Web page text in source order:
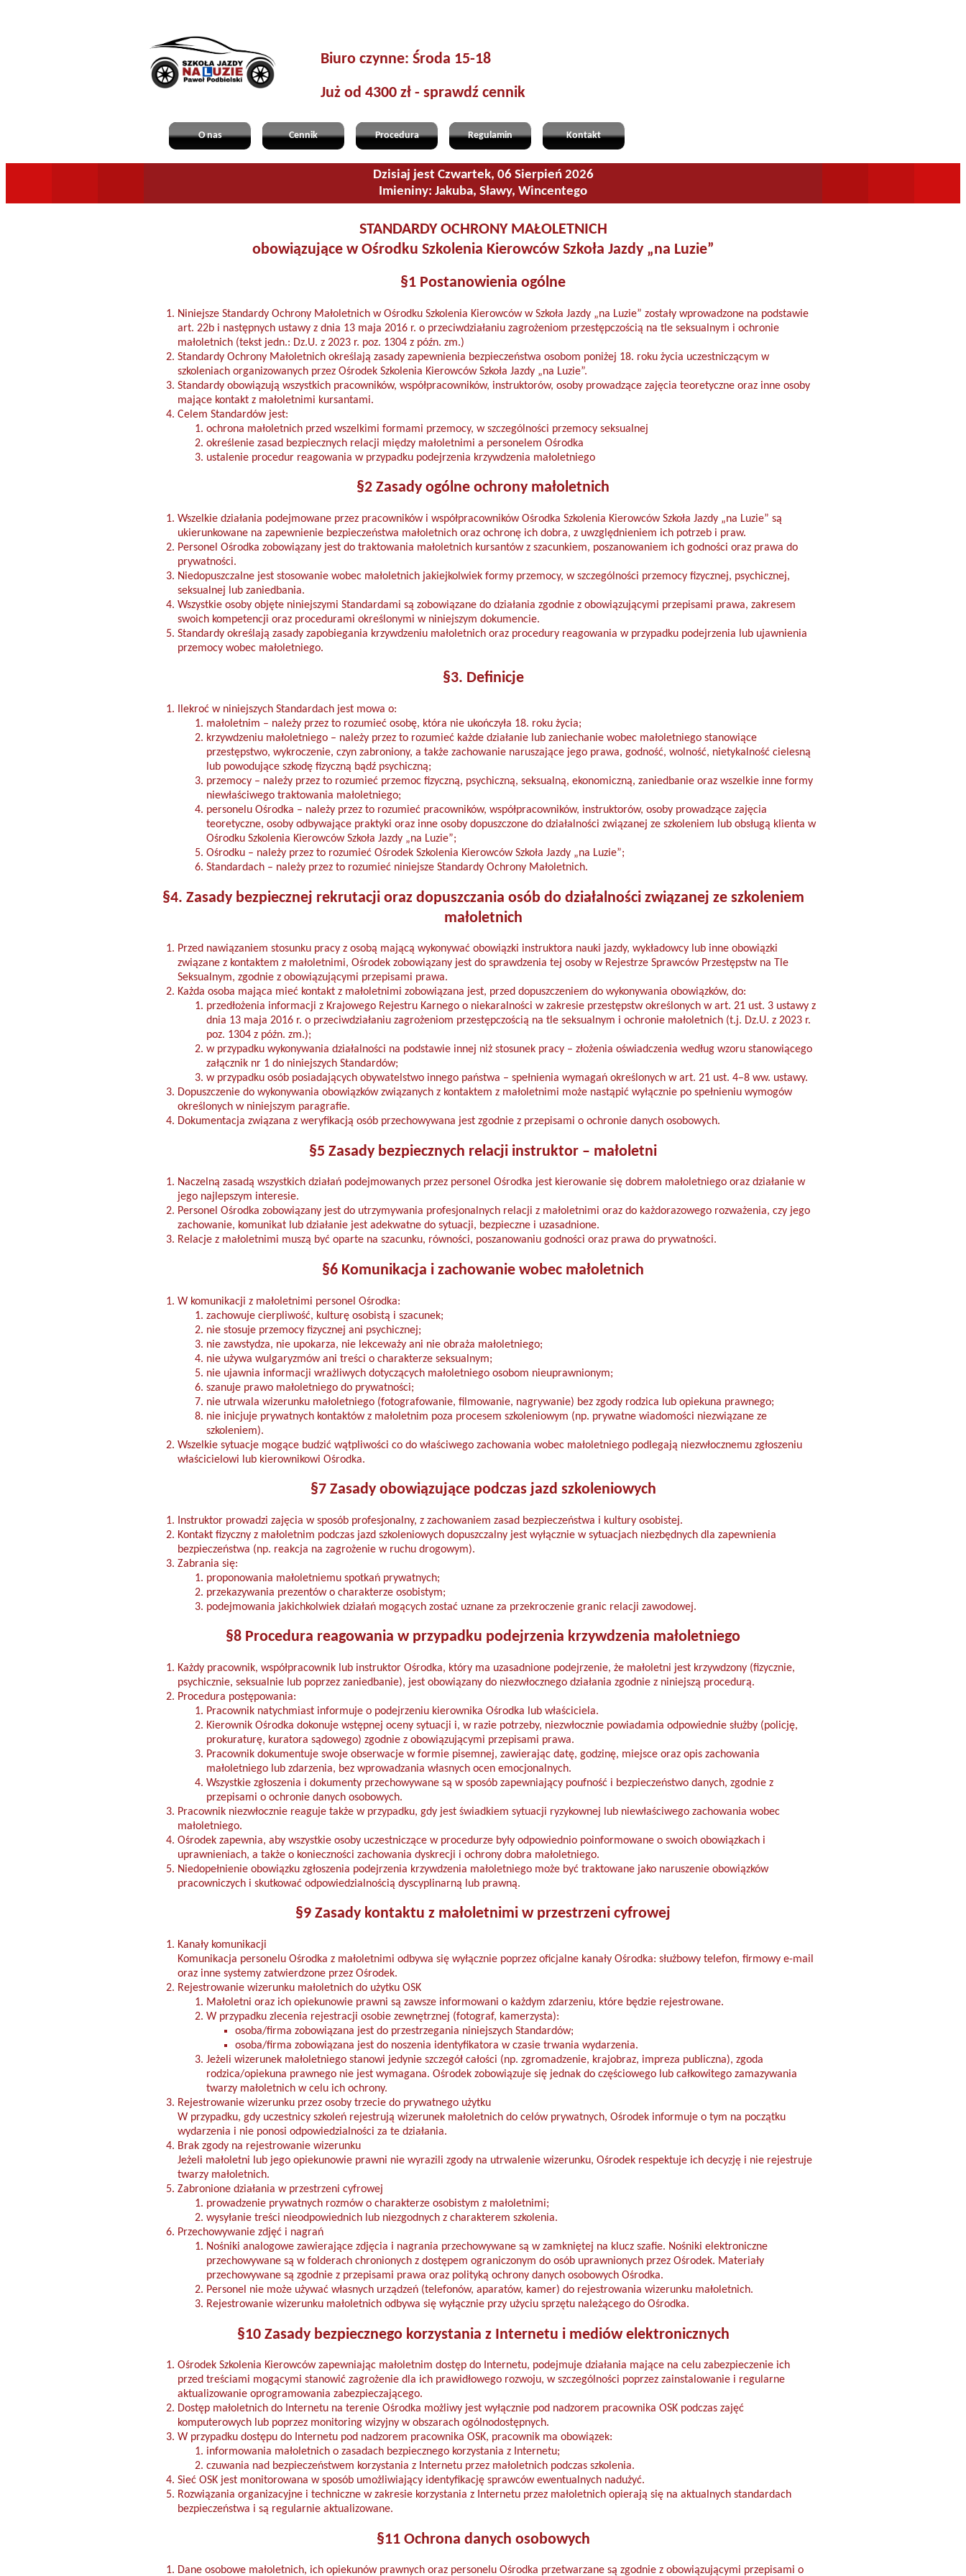
Biuro czynne: Środa 15-18
Już od 4300 zł - sprawdź cennik
O nas Cennik Procedura Regulamin Kontakt
Dzisiaj jest Czwartek, 06 Sierpień 2026
Imieniny: Jakuba, Sławy, Wincentego
STANDARDY OCHRONY MAŁOLETNICH
obowiązujące w Ośrodku Szkolenia Kierowców Szkoła Jazdy „na Luzie”
§1 Postanowienia ogólne
Niniejsze Standardy Ochrony Małoletnich w Ośrodku Szkolenia Kierowców w Szkoła Jazdy „na Luzie” zostały wprowadzone na podstawie
art. 22b i następnych ustawy z dnia 13 maja 2016 r. o przeciwdziałaniu zagrożeniom przestępczością na tle seksualnym i ochronie
małoletnich (tekst jedn.: Dz.U. z 2023 r. poz. 1304 z późn. zm.)
Standardy Ochrony Małoletnich określają zasady zapewnienia bezpieczeństwa osobom poniżej 18. roku życia uczestniczącym w
szkoleniach organizowanych przez Ośrodek Szkolenia Kierowców Szkoła Jazdy „na Luzie”.
Standardy obowiązują wszystkich pracowników, współpracowników, instruktorów, osoby prowadzące zajęcia teoretyczne oraz inne osoby
mające kontakt z małoletnimi kursantami.
Celem Standardów jest:
ochrona małoletnich przed wszelkimi formami przemocy, w szczególności przemocy seksualnej
określenie zasad bezpiecznych relacji między małoletnimi a personelem Ośrodka
ustalenie procedur reagowania w przypadku podejrzenia krzywdzenia małoletniego
§2 Zasady ogólne ochrony małoletnich
Wszelkie działania podejmowane przez pracowników i współpracowników Ośrodka Szkolenia Kierowców Szkoła Jazdy „na Luzie” są
ukierunkowane na zapewnienie bezpieczeństwa małoletnich oraz ochronę ich dobra, z uwzględnieniem ich potrzeb i praw.
Personel Ośrodka zobowiązany jest do traktowania małoletnich kursantów z szacunkiem, poszanowaniem ich godności oraz prawa do
prywatności.
Niedopuszczalne jest stosowanie wobec małoletnich jakiejkolwiek formy przemocy, w szczególności przemocy fizycznej, psychicznej,
seksualnej lub zaniedbania.
Wszystkie osoby objęte niniejszymi Standardami są zobowiązane do działania zgodnie z obowiązującymi przepisami prawa, zakresem
swoich kompetencji oraz procedurami określonymi w niniejszym dokumencie.
Standardy określają zasady zapobiegania krzywdzeniu małoletnich oraz procedury reagowania w przypadku podejrzenia lub ujawnienia
przemocy wobec małoletniego.
§3. Definicje
Ilekroć w niniejszych Standardach jest mowa o:
małoletnim – należy przez to rozumieć osobę, która nie ukończyła 18. roku życia;
krzywdzeniu małoletniego – należy przez to rozumieć każde działanie lub zaniechanie wobec małoletniego stanowiące
przestępstwo, wykroczenie, czyn zabroniony, a także zachowanie naruszające jego prawa, godność, wolność, nietykalność cielesną
lub powodujące szkodę fizyczną bądź psychiczną;
przemocy – należy przez to rozumieć przemoc fizyczną, psychiczną, seksualną, ekonomiczną, zaniedbanie oraz wszelkie inne formy
niewłaściwego traktowania małoletniego;
personelu Ośrodka – należy przez to rozumieć pracowników, współpracowników, instruktorów, osoby prowadzące zajęcia
teoretyczne, osoby odbywające praktyki oraz inne osoby dopuszczone do działalności związanej ze szkoleniem lub obsługą klienta w
Ośrodku Szkolenia Kierowców Szkoła Jazdy „na Luzie”;
Ośrodku – należy przez to rozumieć Ośrodek Szkolenia Kierowców Szkoła Jazdy „na Luzie”;
Standardach – należy przez to rozumieć niniejsze Standardy Ochrony Małoletnich.
§4. Zasady bezpiecznej rekrutacji oraz dopuszczania osób do działalności związanej ze szkoleniem
małoletnich
Przed nawiązaniem stosunku pracy z osobą mającą wykonywać obowiązki instruktora nauki jazdy, wykładowcy lub inne obowiązki
związane z kontaktem z małoletnimi, Ośrodek zobowiązany jest do sprawdzenia tej osoby w Rejestrze Sprawców Przestępstw na Tle
Seksualnym, zgodnie z obowiązującymi przepisami prawa.
Każda osoba mająca mieć kontakt z małoletnimi zobowiązana jest, przed dopuszczeniem do wykonywania obowiązków, do:
przedłożenia informacji z Krajowego Rejestru Karnego o niekaralności w zakresie przestępstw określonych w art. 21 ust. 3 ustawy z
dnia 13 maja 2016 r. o przeciwdziałaniu zagrożeniom przestępczością na tle seksualnym i ochronie małoletnich (t.j. Dz.U. z 2023 r.
poz. 1304 z późn. zm.);
w przypadku wykonywania działalności na podstawie innej niż stosunek pracy – złożenia oświadczenia według wzoru stanowiącego
załącznik nr 1 do niniejszych Standardów;
w przypadku osób posiadających obywatelstwo innego państwa – spełnienia wymagań określonych w art. 21 ust. 4–8 ww. ustawy.
Dopuszczenie do wykonywania obowiązków związanych z kontaktem z małoletnimi może nastąpić wyłącznie po spełnieniu wymogów
określonych w niniejszym paragrafie.
Dokumentacja związana z weryfikacją osób przechowywana jest zgodnie z przepisami o ochronie danych osobowych.
§5 Zasady bezpiecznych relacji instruktor – małoletni
Naczelną zasadą wszystkich działań podejmowanych przez personel Ośrodka jest kierowanie się dobrem małoletniego oraz działanie w
jego najlepszym interesie.
Personel Ośrodka zobowiązany jest do utrzymywania profesjonalnych relacji z małoletnimi oraz do każdorazowego rozważenia, czy jego
zachowanie, komunikat lub działanie jest adekwatne do sytuacji, bezpieczne i uzasadnione.
Relacje z małoletnimi muszą być oparte na szacunku, równości, poszanowaniu godności oraz prawa do prywatności.
§6 Komunikacja i zachowanie wobec małoletnich
W komunikacji z małoletnimi personel Ośrodka:
zachowuje cierpliwość, kulturę osobistą i szacunek;
nie stosuje przemocy fizycznej ani psychicznej;
nie zawstydza, nie upokarza, nie lekceważy ani nie obraża małoletniego;
nie używa wulgaryzmów ani treści o charakterze seksualnym;
nie ujawnia informacji wrażliwych dotyczących małoletniego osobom nieuprawnionym;
szanuje prawo małoletniego do prywatności;
nie utrwala wizerunku małoletniego (fotografowanie, filmowanie, nagrywanie) bez zgody rodzica lub opiekuna prawnego;
nie inicjuje prywatnych kontaktów z małoletnim poza procesem szkoleniowym (np. prywatne wiadomości niezwiązane ze
szkoleniem).
Wszelkie sytuacje mogące budzić wątpliwości co do właściwego zachowania wobec małoletniego podlegają niezwłocznemu zgłoszeniu
właścicielowi lub kierownikowi Ośrodka.
§7 Zasady obowiązujące podczas jazd szkoleniowych
Instruktor prowadzi zajęcia w sposób profesjonalny, z zachowaniem zasad bezpieczeństwa i kultury osobistej.
Kontakt fizyczny z małoletnim podczas jazd szkoleniowych dopuszczalny jest wyłącznie w sytuacjach niezbędnych dla zapewnienia
bezpieczeństwa (np. reakcja na zagrożenie w ruchu drogowym).
Zabrania się:
proponowania małoletniemu spotkań prywatnych;
przekazywania prezentów o charakterze osobistym;
podejmowania jakichkolwiek działań mogących zostać uznane za przekroczenie granic relacji zawodowej.
§8 Procedura reagowania w przypadku podejrzenia krzywdzenia małoletniego
Każdy pracownik, współpracownik lub instruktor Ośrodka, który ma uzasadnione podejrzenie, że małoletni jest krzywdzony (fizycznie,
psychicznie, seksualnie lub poprzez zaniedbanie), jest obowiązany do niezwłocznego działania zgodnie z niniejszą procedurą.
Procedura postępowania:
Pracownik natychmiast informuje o podejrzeniu kierownika Ośrodka lub właściciela.
Kierownik Ośrodka dokonuje wstępnej oceny sytuacji i, w razie potrzeby, niezwłocznie powiadamia odpowiednie służby (policję,
prokuraturę, kuratora sądowego) zgodnie z obowiązującymi przepisami prawa.
Pracownik dokumentuje swoje obserwacje w formie pisemnej, zawierając datę, godzinę, miejsce oraz opis zachowania
małoletniego lub zdarzenia, bez wprowadzania własnych ocen emocjonalnych.
Wszystkie zgłoszenia i dokumenty przechowywane są w sposób zapewniający poufność i bezpieczeństwo danych, zgodnie z
przepisami o ochronie danych osobowych.
Pracownik niezwłocznie reaguje także w przypadku, gdy jest świadkiem sytuacji ryzykownej lub niewłaściwego zachowania wobec
małoletniego.
Ośrodek zapewnia, aby wszystkie osoby uczestniczące w procedurze były odpowiednio poinformowane o swoich obowiązkach i
uprawnieniach, a także o konieczności zachowania dyskrecji i ochrony dobra małoletniego.
Niedopełnienie obowiązku zgłoszenia podejrzenia krzywdzenia małoletniego może być traktowane jako naruszenie obowiązków
pracowniczych i skutkować odpowiedzialnością dyscyplinarną lub prawną.
§9 Zasady kontaktu z małoletnimi w przestrzeni cyfrowej
Kanały komunikacji
Komunikacja personelu Ośrodka z małoletnimi odbywa się wyłącznie poprzez oficjalne kanały Ośrodka: służbowy telefon, firmowy e-mail
oraz inne systemy zatwierdzone przez Ośrodek.
Rejestrowanie wizerunku małoletnich do użytku OSK
Małoletni oraz ich opiekunowie prawni są zawsze informowani o każdym zdarzeniu, które będzie rejestrowane.
W przypadku zlecenia rejestracji osobie zewnętrznej (fotograf, kamerzysta):
osoba/firma zobowiązana jest do przestrzegania niniejszych Standardów;
osoba/firma zobowiązana jest do noszenia identyfikatora w czasie trwania wydarzenia.
Jeżeli wizerunek małoletniego stanowi jedynie szczegół całości (np. zgromadzenie, krajobraz, impreza publiczna), zgoda
rodzica/opiekuna prawnego nie jest wymagana. Ośrodek zobowiązuje się jednak do częściowego lub całkowitego zamazywania
twarzy małoletnich w celu ich ochrony.
Rejestrowanie wizerunku przez osoby trzecie do prywatnego użytku
W przypadku, gdy uczestnicy szkoleń rejestrują wizerunek małoletnich do celów prywatnych, Ośrodek informuje o tym na początku
wydarzenia i nie ponosi odpowiedzialności za te działania.
Brak zgody na rejestrowanie wizerunku
Jeżeli małoletni lub jego opiekunowie prawni nie wyrazili zgody na utrwalenie wizerunku, Ośrodek respektuje ich decyzję i nie rejestruje
twarzy małoletnich.
Zabronione działania w przestrzeni cyfrowej
prowadzenie prywatnych rozmów o charakterze osobistym z małoletnimi;
wysyłanie treści nieodpowiednich lub niezgodnych z charakterem szkolenia.
Przechowywanie zdjęć i nagrań
Nośniki analogowe zawierające zdjęcia i nagrania przechowywane są w zamkniętej na klucz szafie. Nośniki elektroniczne
przechowywane są w folderach chronionych z dostępem ograniczonym do osób uprawnionych przez Ośrodek. Materiały
przechowywane są zgodnie z przepisami prawa oraz polityką ochrony danych osobowych Ośrodka.
Personel nie może używać własnych urządzeń (telefonów, aparatów, kamer) do rejestrowania wizerunku małoletnich.
Rejestrowanie wizerunku małoletnich odbywa się wyłącznie przy użyciu sprzętu należącego do Ośrodka.
§10 Zasady bezpiecznego korzystania z Internetu i mediów elektronicznych
Ośrodek Szkolenia Kierowców zapewniając małoletnim dostęp do Internetu, podejmuje działania mające na celu zabezpieczenie ich
przed treściami mogącymi stanowić zagrożenie dla ich prawidłowego rozwoju, w szczególności poprzez zainstalowanie i regularne
aktualizowanie oprogramowania zabezpieczającego.
Dostęp małoletnich do Internetu na terenie Ośrodka możliwy jest wyłącznie pod nadzorem pracownika OSK podczas zajęć
komputerowych lub poprzez monitoring wizyjny w obszarach ogólnodostępnych.
W przypadku dostępu do Internetu pod nadzorem pracownika OSK, pracownik ma obowiązek:
informowania małoletnich o zasadach bezpiecznego korzystania z Internetu;
czuwania nad bezpieczeństwem korzystania z Internetu przez małoletnich podczas szkolenia.
Sieć OSK jest monitorowana w sposób umożliwiający identyfikację sprawców ewentualnych nadużyć.
Rozwiązania organizacyjne i techniczne w zakresie korzystania z Internetu przez małoletnich opierają się na aktualnych standardach
bezpieczeństwa i są regularnie aktualizowane.
§11 Ochrona danych osobowych
Dane osobowe małoletnich, ich opiekunów prawnych oraz personelu Ośrodka przetwarzane są zgodnie z obowiązującymi przepisami o